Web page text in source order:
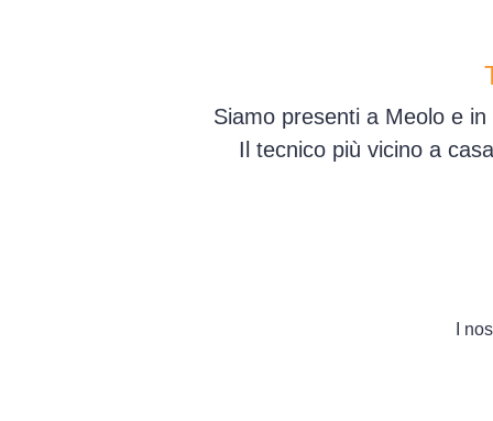
Siamo presenti a Meolo e
Il tecnico più vicino a
I